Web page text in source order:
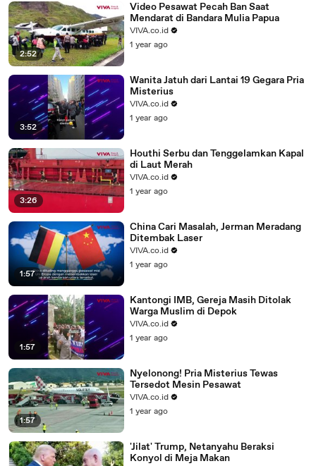
2:52
Video Pesawat Pecah Ban Saat
Mendarat di Bandara Mulia Papua
VIVA.co.id
1 year ago
3:52
Wanita Jatuh dari Lantai 19 Gegara Pria
Misterius
VIVA.co.id
1 year ago
3:26
Houthi Serbu dan Tenggelamkan Kapal
di Laut Merah
VIVA.co.id
1 year ago
1:57
China Cari Masalah, Jerman Meradang
Ditembak Laser
VIVA.co.id
1 year ago
1:57
Kantongi IMB, Gereja Masih Ditolak
Warga Muslim di Depok
VIVA.co.id
1 year ago
1:57
Nyelonong! Pria Misterius Tewas
Tersedot Mesin Pesawat
VIVA.co.id
1 year ago
'Jilat' Trump, Netanyahu Beraksi
Konyol di Meja Makan